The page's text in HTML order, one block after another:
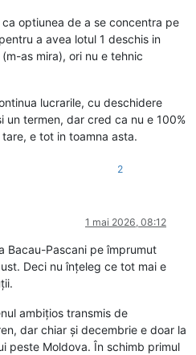
optiunea de a se concentra pe
a avea lotul 1 deschis in
as mira), ori nu e tehnic
lucrarile, cu deschidere
un termen, dar cred ca nu e 100%
e tot in toamna asta.
2
1 mai 2026, 08:12
Bacau-Pascani pe împrumut
Deci nu înțeleg ce tot mai e
ambițios transmis de
dar chiar și decembrie e doar la
peste Moldova. În schimb primul